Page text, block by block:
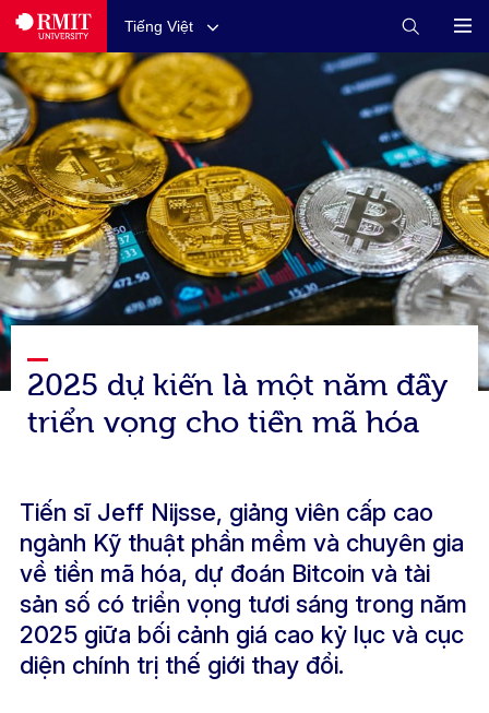
Tiếng Việt
2025 dự kiến là một năm đầy
triển vọng cho tiền mã hóa
Tiến sĩ Jeff Nijsse, giảng viên cấp cao
ngành Kỹ thuật phần mềm và chuyên gia
về tiền mã hóa, dự đoán Bitcoin và tài
sản số có triển vọng tươi sáng trong năm
2025 giữa bối cảnh giá cao kỷ lục và cục
diện chính trị thế giới thay đổi.